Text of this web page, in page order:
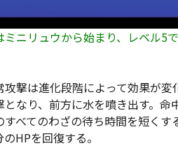
ニリュウから始まり、レベル5
攻撃は進化段階によって効果が
となり、前方に水を噴き出す。
すべてのわざの待ち時間を短く
HPを回復する。